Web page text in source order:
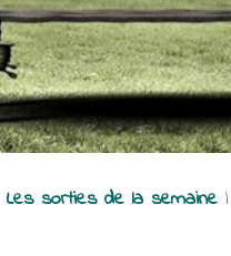
Les sorties de la semaine|